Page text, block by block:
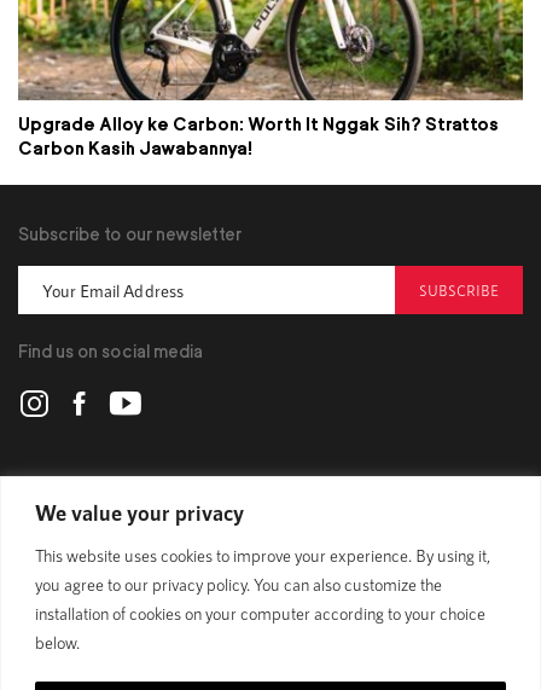
We value your privacy
This website uses cookies to improve your experience. By using it,
you agree to our privacy policy. You can also customize the
installation of cookies on your computer according to your choice
below.
Upgrade Alloy ke Carbon: Worth It Nggak Sih? Strattos
Carbon Kasih Jawabannya!
POLYGON
BIKES
SUPPORT
Subscribe to our newsletter
SUBSCRIBE
Find us on social media